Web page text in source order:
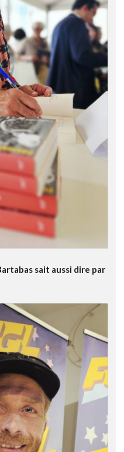
sait aussi dire par